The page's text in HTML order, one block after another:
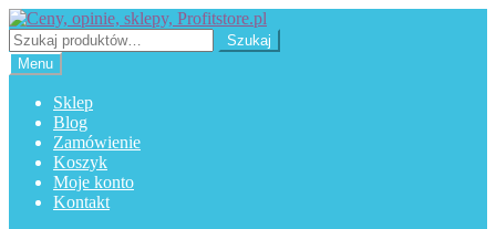
Przejdź
do
nawigacji
Przejdź
do
treści
Szukaj:
Szukaj
Menu
Sklep
Blog
Zamówienie
Koszyk
Moje konto
Kontakt